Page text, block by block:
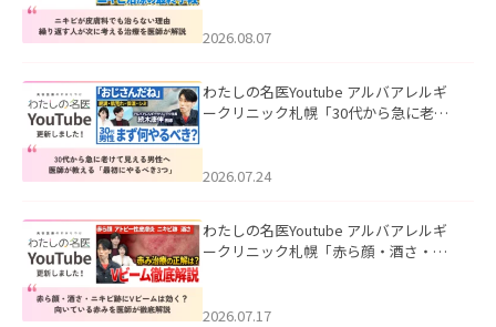
ました。
2026.08.07
わたしの名医Youtube アルバアレルギ
ークリニック札幌「30代から急に老け
た。
2026.07.24
わたしの名医Youtube アルバアレルギ
ークリニック札幌「赤ら顔・酒さ・ニ
した。
2026.07.17